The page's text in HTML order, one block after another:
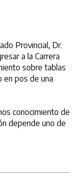
Provincial, Dr.
a la Carrera
sobre tablas
en pos de una
conocimiento de
depende uno de